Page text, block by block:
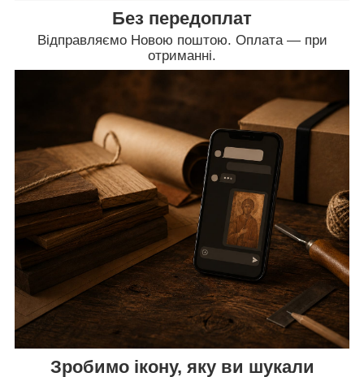
Без передоплат
Відправляємо Новою поштою. Оплата — при
отриманні.
Зробимо ікону, яку ви шукали